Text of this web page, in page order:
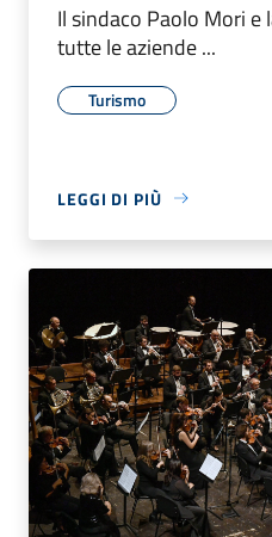
Il sindaco Paolo Mori e
tutte le aziende ...
Turismo
LEGGI DI PIÙ